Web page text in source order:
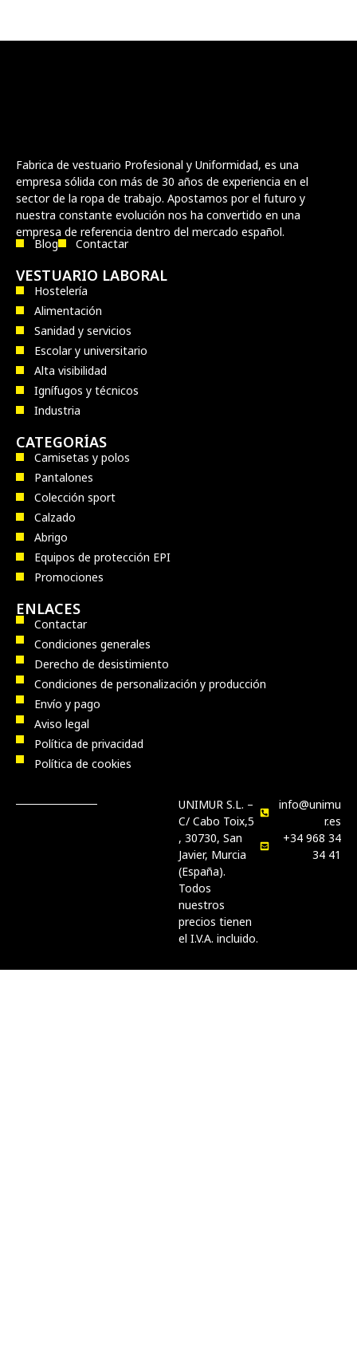
Fabrica de vestuario Profesional y Uniformidad, es una
empresa sólida con más de 30 años de experiencia en el
sector de la ropa de trabajo. Apostamos por el futuro y
nuestra constante evolución nos ha convertido en una
empresa de referencia dentro del mercado español.
Blog Contactar
VESTUARIO LABORAL
Hostelería
Alimentación
Sanidad y servicios
Escolar y universitario
Alta visibilidad
Ignífugos y técnicos
Industria
CATEGORÍAS
Camisetas y polos
Pantalones
Colección sport
Calzado
Abrigo
Equipos de protección EPI
Promociones
ENLACES
Contactar
Condiciones generales
Derecho de desistimiento
Condiciones de personalización y producción
Envío y pago
Aviso legal
Política de privacidad
Política de cookies
UNIMUR S.L. –
C/ Cabo Toix,5
, 30730, San
Javier, Murcia
(España).
Todos
nuestros
precios tienen
el I.V.A. incluido.
info@unimu
r.es
+34 968 34
34 41